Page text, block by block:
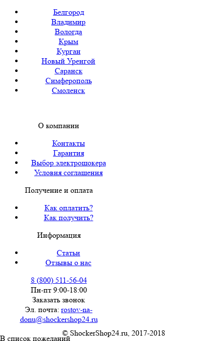
В список пожеланий
Белгород
Владимир
Вологда
Крым
Курган
Новый Уренгой
Саранск
Симферополь
Смоленск
О компании
Контакты
Гарантия
Выбор электрошокера
Условия соглашения
Получение и оплата
Как оплатить?
Как получить?
Информация
Статьи
Отзывы о нас
8 (800) 511-56-04
Пн-пт 9:00-18:00
Заказать звонок
Эл. почта: rostov-na-
donu@shockershop24.ru
© ShockerShop24.ru, 2017-2018